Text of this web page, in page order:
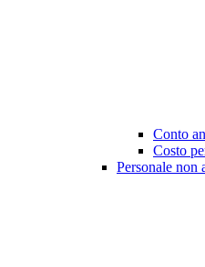
Conto
Costo
Personale non